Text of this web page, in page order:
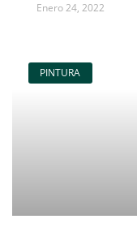
Enero 24, 2022
PINTURA